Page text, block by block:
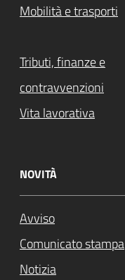
Mobilità e trasporti
Tributi, finanze e
contravvenzioni
Vita lavorativa
NOVITÀ
Avviso
Comunicato stampa
Notizia